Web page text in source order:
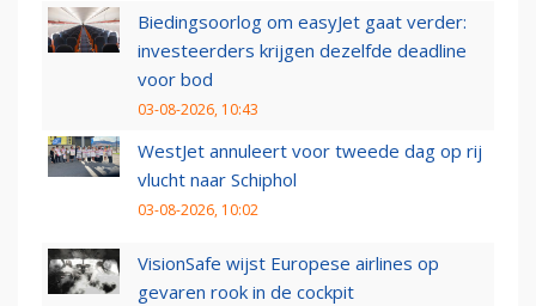
Biedingsoorlog om easyJet gaat verder:
investeerders krijgen dezelfde deadline
voor bod
03-08-2026, 10:43
WestJet annuleert voor tweede dag op rij
vlucht naar Schiphol
03-08-2026, 10:02
VisionSafe wijst Europese airlines op
gevaren rook in de cockpit